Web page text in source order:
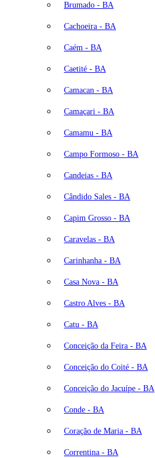
Brumado - BA
Cachoeira - BA
Caém - BA
Caetité - BA
Camacan - BA
Camaçari - BA
Camamu - BA
Campo Formoso - BA
Candeias - BA
Cândido Sales - BA
Capim Grosso - BA
Caravelas - BA
Carinhanha - BA
Casa Nova - BA
Castro Alves - BA
Catu - BA
Conceição da Feira - BA
Conceição do Coité - BA
Conceição do Jacuípe - BA
Conde - BA
Coração de Maria - BA
Correntina - BA